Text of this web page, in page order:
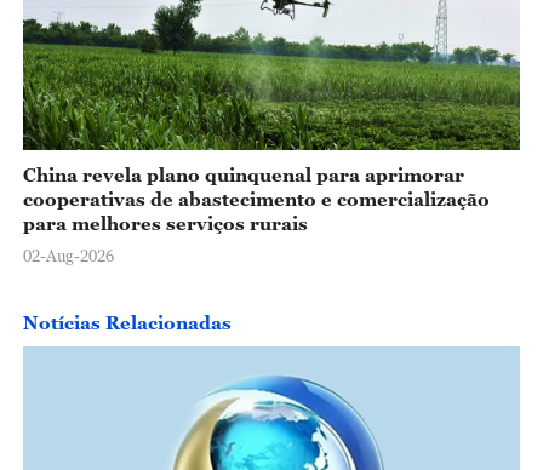
China revela plano quinquenal para aprimorar
cooperativas de abastecimento e comercialização
para melhores serviços rurais
02-Aug-2026
Notícias Relacionadas